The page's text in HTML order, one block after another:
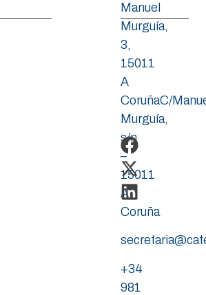
Manuel
Murguía,
3,
15011
A
CoruñaC/
Murguía,
s/n
–
15011
A
Coruña
+34
981